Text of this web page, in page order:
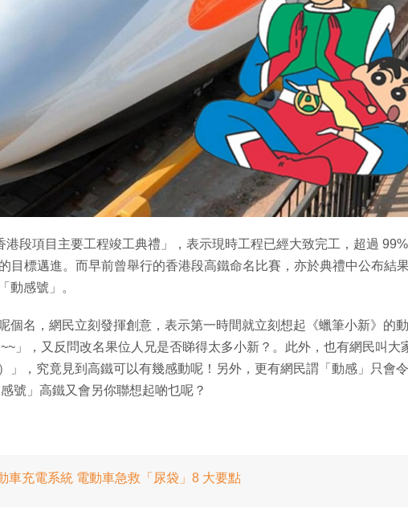
港段項目主要工程竣工典禮」，表示現時工程已經大致完工，超過
目標邁進。而早前曾舉行的香港段高鐵命名比賽，亦於典禮中公布結
動感號」。
個名，網民立刻發揮創意，表示第一時間就立刻想起《蠟筆小新》的
」，又反問改名果位人兄是否睇得太多小新？。此外，也有網民叫大
」，究竟見到高鐵可以有幾感動呢！另外，更有網民謂「動感」只會
號」高鐵又會另你聯想起啲乜呢？
車充電系統 電動車急救「尿袋」8 大要點